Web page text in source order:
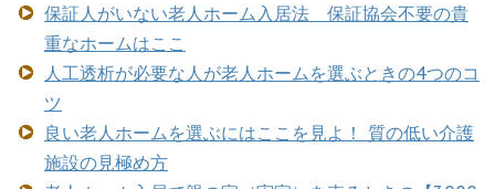
保証人がいない老人ホーム入居法 保証協会不要の貴
重なホームはここ
人工透析が必要な人が老人ホームを選ぶときの4つのコ
ツ
良い老人ホームを選ぶにはここを見よ！ 質の低い介護
施設の見極め方